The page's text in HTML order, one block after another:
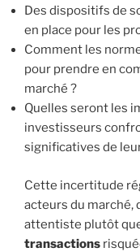
Des dispositifs de
en place pour les
Comment les
pour prendre en
marché ?
Quelles seront les
investisseurs
significatives de
Cette incertitude
acteurs du
attentiste plutôt que
transactions